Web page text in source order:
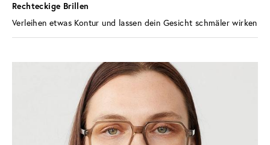
Rechteckige Brillen
Verleihen etwas Kontur und lassen dein Gesicht schmäler wirken